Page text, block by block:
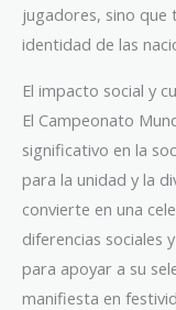
jugadores, sino que
identidad de las
El impacto social y
El Campeonato
significativo en la
para la unidad y la
convierte en una
diferencias sociales
para apoyar a su
manifiesta en